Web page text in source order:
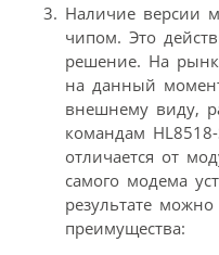
Наличие версии
чипом. Это
решение. На
на данный
внешнему виду,
командам
отличается от
самого модема
результате
преимущества: